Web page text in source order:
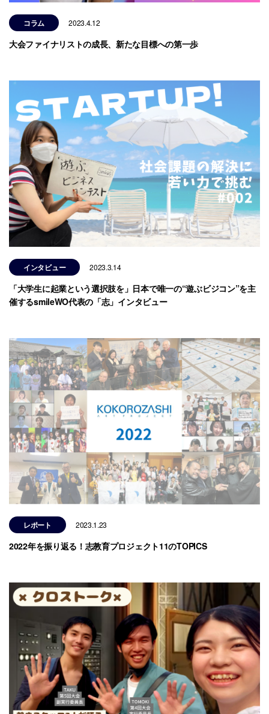
コラム 2023.4.12
大会ファイナリストの成長、新たな目標への第一歩
インタビュー 2023.3.14
「大学生に起業という選択肢を」日本で唯一の“遊ぶビジコン”を主
催するsmileWO代表の「志」インタビュー
レポート 2023.1.23
2022年を振り返る！志教育プロジェクト11のTOPICS